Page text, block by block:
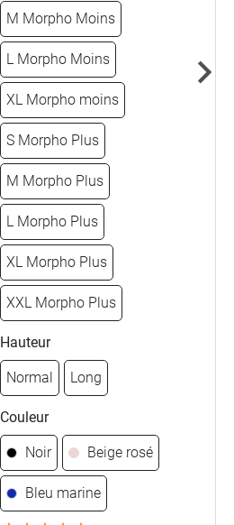
M Morpho Moins
L Morpho Moins
XL Morpho moins
S Morpho Plus
M Morpho Plus
L Morpho Plus
XL Morpho Plus
XXL Morpho Plus
Hauteur
Normal Long
Couleur
Noir Beige rosé
Bleu marine